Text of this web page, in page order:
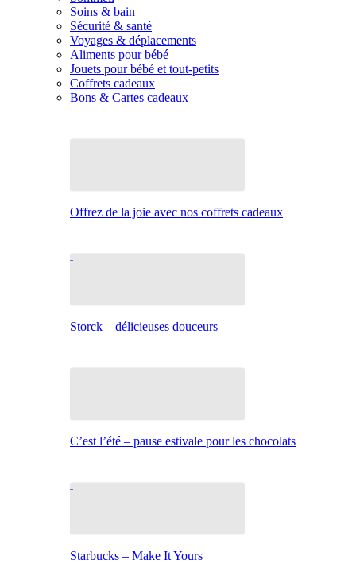
Soins & bain
Sécurité & santé
Voyages & déplacements
Aliments pour bébé
Jouets pour bébé et tout-petits
Coffrets cadeaux
Bons & Cartes cadeaux
Offrez de la joie avec nos coffrets cadeaux
Storck – délicieuses douceurs
C’est l’été – pause estivale pour les chocolats
Starbucks – Make It Yours